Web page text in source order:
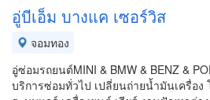
อู่บีเอ็ม บางแค เซอร์วิส
จอมทอง
อู่ซ่อมรถยนต์MINI & BMW & BENZ &
บริการซ่อมทั่วไป เปลี่ยนถ่ายน้ำมันเครื่อง